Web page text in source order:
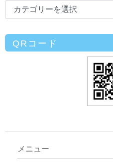
QRコード
メニュー